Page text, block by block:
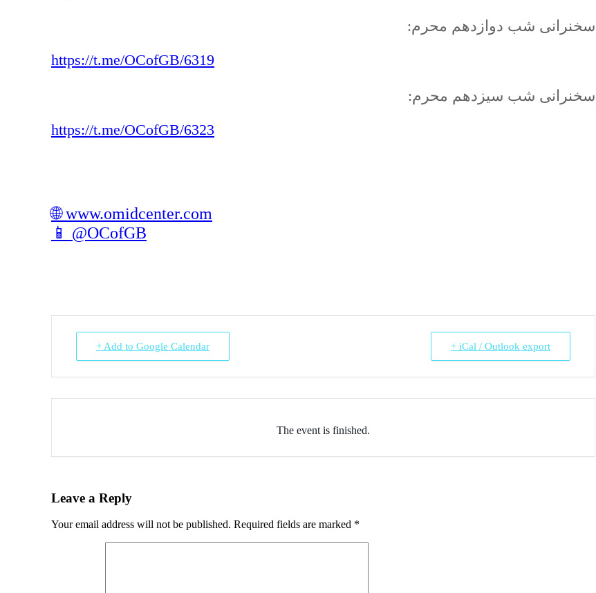
سخنرانی شب دوازدهم محرم:
https://t.me/OCofGB/6319
سخنرانی شب سیزدهم محرم:
https://t.me/OCofGB/6323
🌐 www.omidcenter.com
📱 @OCofGB
+ Add to Google Calendar + iCal / Outlook export
The event is finished.
Leave a Reply
Your email address will not be published. Required fields are marked *